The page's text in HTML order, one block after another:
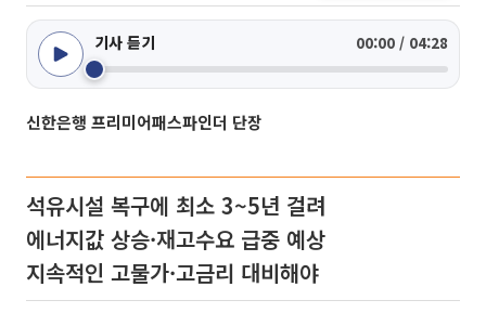
기사 듣기 00:00 / 04:28
신한은행 프리미어패스파인더 단장
석유시설 복구에 최소 3~5년 걸려
에너지값 상승·재고수요 급중 예상
지속적인 고물가·고금리 대비해야